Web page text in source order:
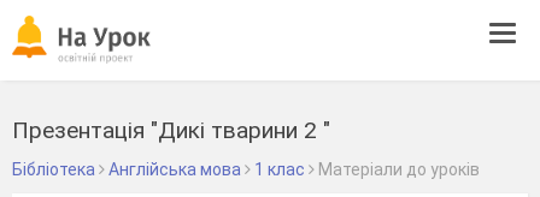
Презентація "Дикі тварини 2 "
Бібліотека Англійська мова 1 клас Матеріали до уроків